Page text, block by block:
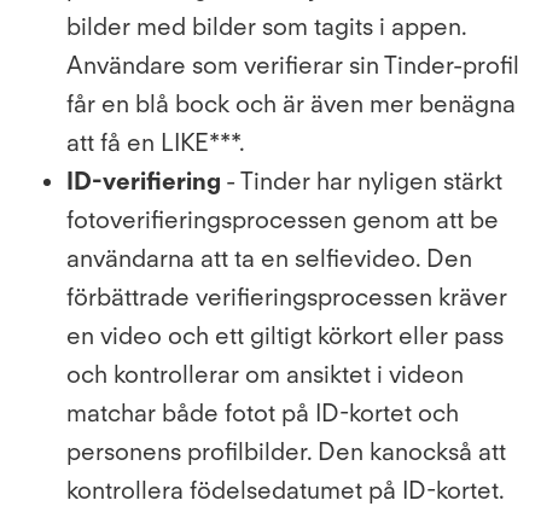
bilder med bilder som tagits i appen.
Användare som verifierar sin Tinder-profil
får en blå bock och är även mer benägna
att få en LIKE***.
ID-verifiering - Tinder har nyligen stärkt
fotoverifieringsprocessen genom att be
användarna att ta en selfievideo. Den
förbättrade verifieringsprocessen kräver
en video och ett giltigt körkort eller pass
och kontrollerar om ansiktet i videon
matchar både fotot på ID-kortet och
personens profilbilder. Den kanockså att
kontrollera födelsedatumet på ID-kortet.